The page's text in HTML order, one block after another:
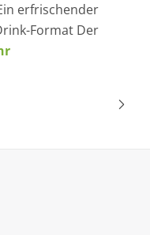
erfrischender
Format Der